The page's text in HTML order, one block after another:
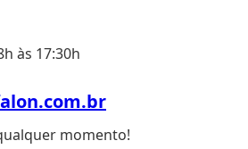
às 17:30h
momento!